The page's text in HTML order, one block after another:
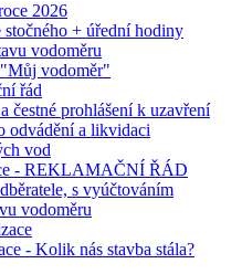
2026
stočného + úřední hodiny
vodoměru
vodoměr"
řád
čestné prohlášení k uzavření
odvádění a likvidaci
vod
- REKLAMAČNÍ ŘÁD
s vyúčtováním
vodoměru
- Kolik nás stavba stála?